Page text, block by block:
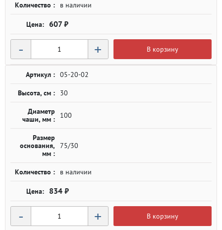
Количество : в наличии
607 ₽
- + В корзину
Артикул : 05-20-02
Высота, см : 30
Диаметр
чаши, мм :
100
Размер
основания,
мм :
75/30
Количество : в наличии
834 ₽
- + В корзину